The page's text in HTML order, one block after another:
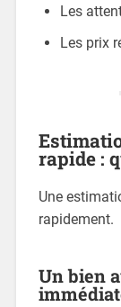
Les
Les prix
rapide :
Une
rapidement.
Un bien